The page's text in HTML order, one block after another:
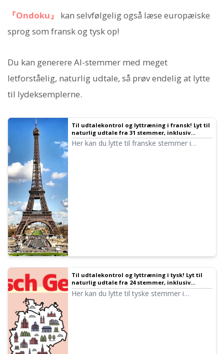
『Ondoku』
kan selvfølgelig også læse europæiske
sprog som fransk og tysk op!
Du kan generere AI-stemmer med meget
letforståelig, naturlig udtale, så prøv endelig at lytte
til lydeksemplerne.
Til udtalekontrol og lyttræning i fransk! Lyt til
naturlig udtale fra 31 stemmer, inklusiv
kvinder, mænd og børn
Her kan du lytte til franske stemmer i
Til udtalekontrol og lyttræning i tysk! Lyt til
naturlig udtale fra 24 stemmer, inklusiv
kvinder, mænd og børn
Her kan du lytte til tyske stemmer i